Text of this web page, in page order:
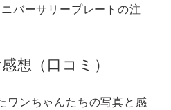
バーサリープレートの注
想（口コミ）
ワンちゃんたちの写真と感